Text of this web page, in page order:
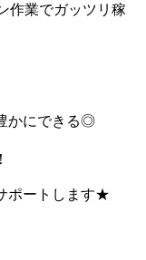
作業でガッツリ稼
かにできる◎
ポートします★